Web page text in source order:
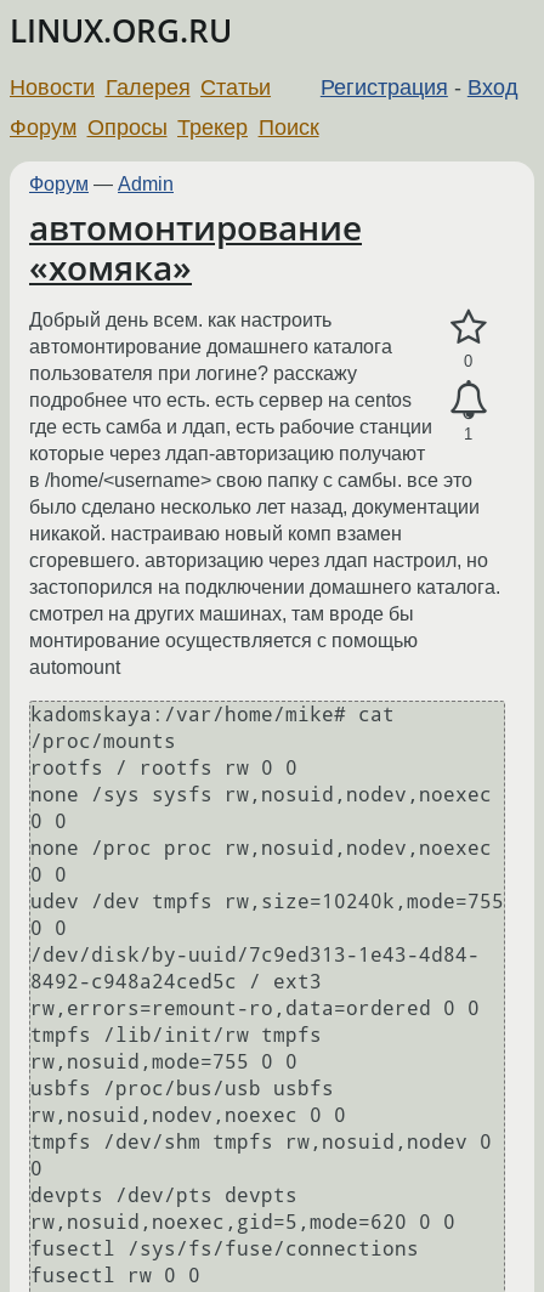
LINUX.ORG.RU
Регистрация - Вход
Новости Галерея Статьи
Форум Опросы Трекер Поиск
Форум — Admin
автомонтирование
«хомяка»
0
1
Добрый день всем. как настроить
автомонтирование домашнего каталога
пользователя при логине? расскажу
подробнее что есть. есть сервер на centos
где есть самба и лдап, есть рабочие станции
которые через лдап-авторизацию получают
в /home/<username> свою папку с самбы. все это
было сделано несколько лет назад, документации
никакой. настраиваю новый комп взамен
сгоревшего. авторизацию через лдап настроил, но
застопорился на подключении домашнего каталога.
смотрел на других машинах, там вроде бы
монтирование осуществляется с помощью
automount
kadomskaya:/var/home/mike# cat
/proc/mounts
rootfs / rootfs rw 0 0
none /sys sysfs rw,nosuid,nodev,noexec
0 0
none /proc proc rw,nosuid,nodev,noexec
0 0
udev /dev tmpfs rw,size=10240k,mode=755
0 0
/dev/disk/by-uuid/7c9ed313-1e43-4d84-
8492-c948a24ced5c / ext3
rw,errors=remount-ro,data=ordered 0 0
tmpfs /lib/init/rw tmpfs
rw,nosuid,mode=755 0 0
usbfs /proc/bus/usb usbfs
rw,nosuid,nodev,noexec 0 0
tmpfs /dev/shm tmpfs rw,nosuid,nodev 0
0
devpts /dev/pts devpts
rw,nosuid,noexec,gid=5,mode=620 0 0
fusectl /sys/fs/fuse/connections
fusectl rw 0 0